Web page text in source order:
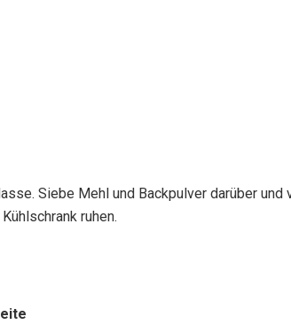
Siebe Mehl und Backpulver darüber und
ruhen.